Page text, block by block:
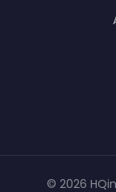
© 2026